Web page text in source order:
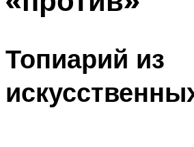
Топиарий из